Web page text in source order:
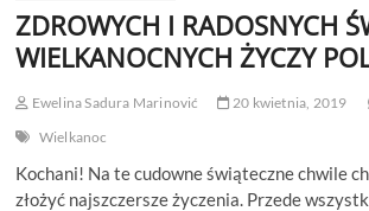
ZDROWYCH I RADOSNYCH
WIELKANOCNYCH ŻYCZY
Ewelina Sadura Marinović 20 kwietnia, 2019
Wielkanoc
Kochani! Na te cudowne świąteczne chwile
złożyć najszczersze życzenia. Przede